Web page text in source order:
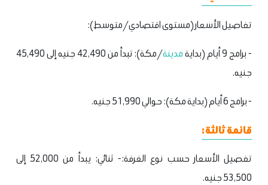
تفاصيل الأسعار (مستوى اقتصادي/متوسط):
- برامج 9 أيام (بداية مدينة
/مكة): تبدأ من 42,490 جنيه إلى 45,490
جنيه.
- برامج 6 أيام (بداية مكة): حوالي 51,990 جنيه.
قائمة ثالثة:
تفصيل الأسعار حسب نوع الغرفة:- ثنائي: يبدأ من 52,000 إلى
53,500 جنيه.